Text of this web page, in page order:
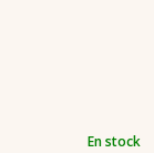
En stock